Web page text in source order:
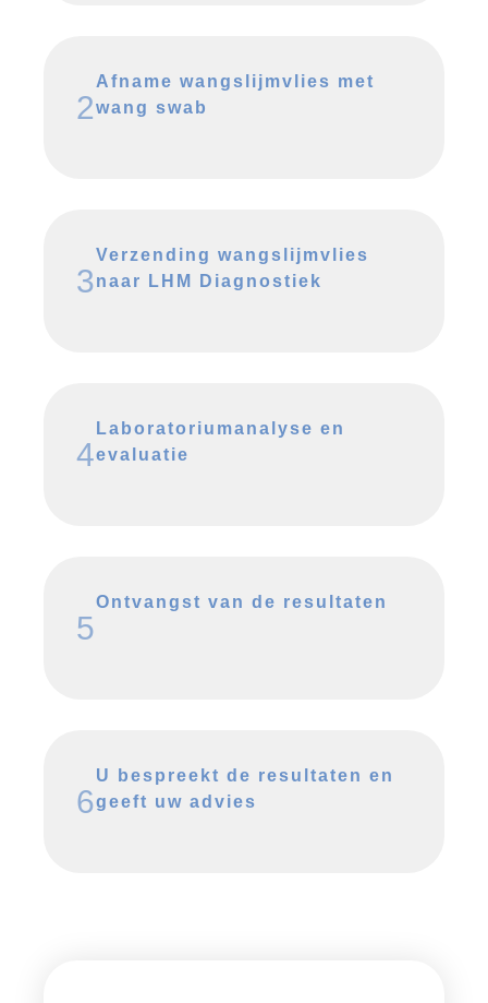
2
Afname wangslijmvlies met
wang swab
3
Verzending wangslijmvlies
naar LHM Diagnostiek
4
Laboratoriumanalyse en
evaluatie
5
Ontvangst van de resultaten
6
U bespreekt de resultaten en
geeft uw advies